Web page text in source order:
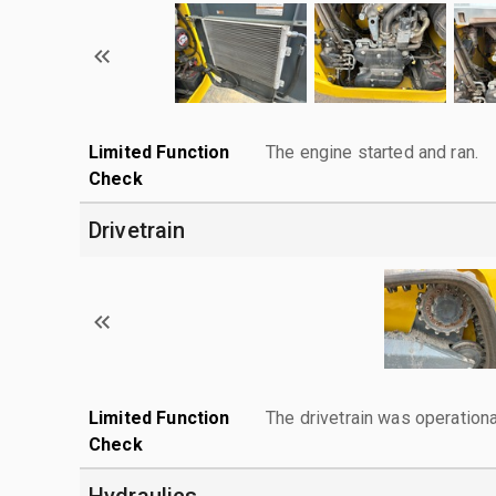
Limited Function
Check
The engine started and ran.
Drivetrain
Limited Function
Check
The drivetrain was